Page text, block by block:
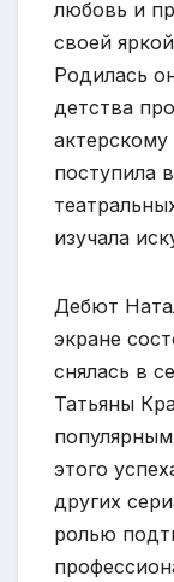
любовь и
своей
Родилась
детства
поступила
изучала
Дебют
экране
снялась в
Татьяны
этого
других
ролью